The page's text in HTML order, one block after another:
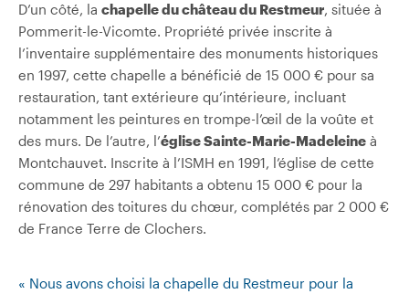
D’un côté, la chapelle du château du Restmeur, située à
Pommerit-le-Vicomte. Propriété privée inscrite à
l’inventaire supplémentaire des monuments historiques
en 1997, cette chapelle a bénéficié de 15 000 € pour sa
restauration, tant extérieure qu’intérieure, incluant
notamment les peintures en trompe-l’œil de la voûte et
des murs. De l’autre, l’église Sainte-Marie-Madeleine à
Montchauvet. Inscrite à l’ISMH en 1991, l’église de cette
commune de 297 habitants a obtenu 15 000 € pour la
rénovation des toitures du chœur, complétés par 2 000 €
de France Terre de Clochers.
« Nous avons choisi la chapelle du Restmeur pour la